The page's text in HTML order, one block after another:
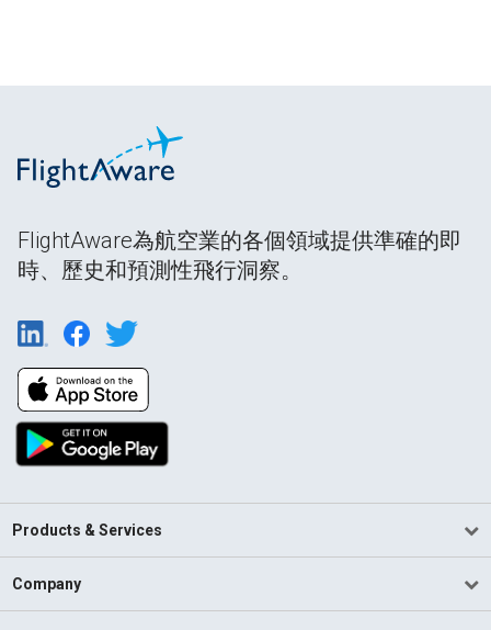
FlightAware為航空業的各個領域提供準確的即
時、歷史和預測性飛行洞察。
Products & Services
Company